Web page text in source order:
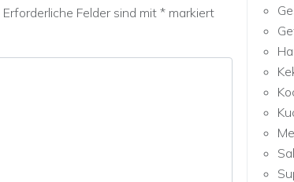
Erforderliche Felder sind mit * markiert